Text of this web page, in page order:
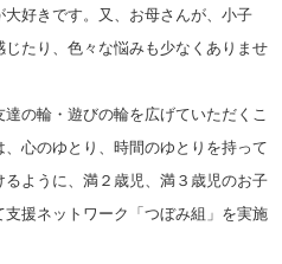
好きです。又、お母さんが、小子
たり、色々な悩みも少なくありませ
の輪・遊びの輪を広げていただくこ
心のゆとり、時間のゆとりを持って
ように、満２歳児、満３歳児のお子
援ネットワーク「つぼみ組」を実施